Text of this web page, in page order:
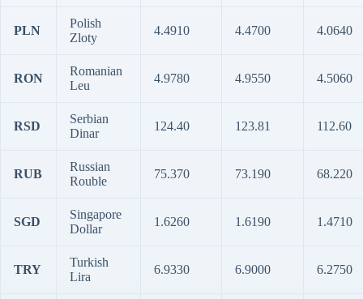
PLN
Polish
Zloty
4.4910 4.4700 4.0640
RON
Romanian
Leu
4.9780 4.9550 4.5060
RSD
Serbian
Dinar
124.40 123.81 112.60
RUB
Russian
Rouble
75.370 73.190 68.220
SGD
Singapore
Dollar
1.6260 1.6190 1.4710
TRY
Turkish
Lira
6.9330 6.9000 6.2750